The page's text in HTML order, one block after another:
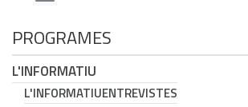
PROGRAMES
L'INFORMATIU
L'INFORMATIUENTREVISTES